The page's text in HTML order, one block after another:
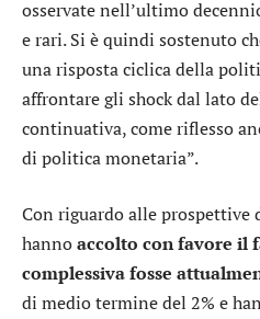
osservate nell’ultimo
e rari. Si è quindi sostenuto
una risposta ciclica della
affrontare gli shock dal lato
continuativa, come riflesso
di politica monetaria”.
Con riguardo alle
hannoaccolto con favore il
complessiva fosse
di medio termine del 2% e